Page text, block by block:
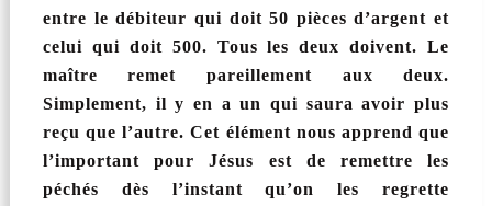
entre le débiteur qui doit 50 pièces d’argent et
celui qui doit 500. Tous les deux doivent. Le
maître remet pareillement aux deux.
Simplement, il y en a un qui saura avoir plus
reçu que l’autre. Cet élément nous apprend que
l’important pour Jésus est de remettre les
péchés dès l’instant qu’on les regrette